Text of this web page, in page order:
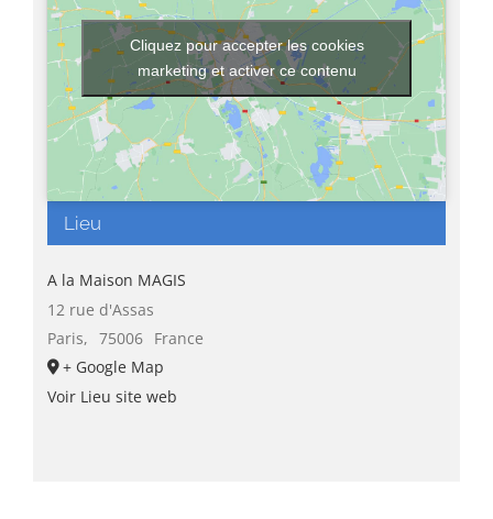
Lieu
A la Maison MAGIS
12 rue d'Assas
Paris, 75006 France
+ Google Map
Voir Lieu site web
Cliquez pour accepter les cookies
marketing et activer ce contenu